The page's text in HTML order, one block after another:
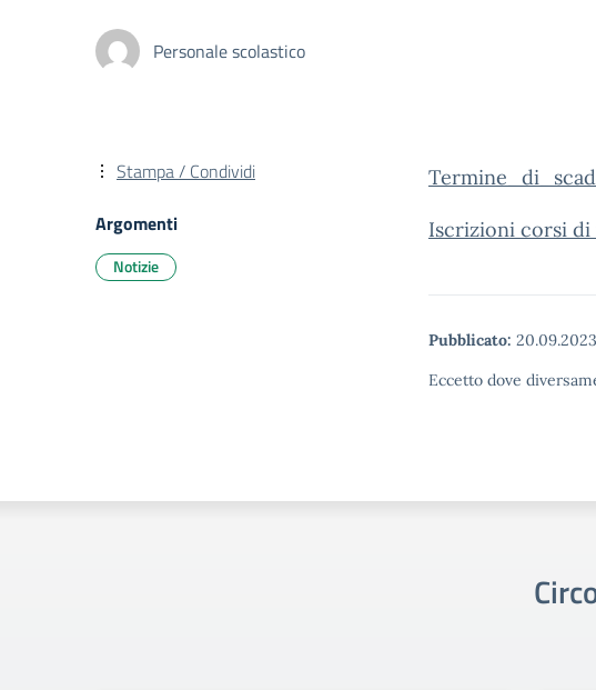
Personale scolastico
Iscrizioni corsi di
Pubblicato: 20.09.2023
Eccetto dove
Stampa / Condividi
Argomenti
Notizie